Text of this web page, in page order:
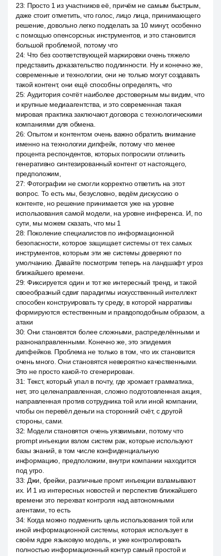
23: Просто 1 из участников её, причём не самым быстрым,
даже стоит отметить, что голос, лицо лица, принимающего
решение, довольно легко подделать за 10 минут, особенно
с помощью опенсорсных инструментов, и это становится
большой проблемой, потому что
24: Что без соответствующей маркировки очень тяжело
представить доказательство подлинности. Ну и конечно же,
современные и технологии, они не только могут создавать
такой контент, они ещё способны определять, что
25: Аудитория сочтёт наиболее достоверным мы видим, что
и крупные медиаагентства, и это современная такая
мировая практика заключают договора с технологическими
компаниями для обмена.
26: Опытом и контентом очень важно обратить внимание
именно на технологии дипфейк, потому что менее
процента респондентов, которых попросили отличить
генеративно синтезированный контент от настоящего,
предположим,
27: Фотографии не смогли корректно ответить на этот
вопрос. То есть мы, безусловно, ведём дискуссию о
контенте, но решение принимается уже на уровне
использования самой модели, на уровне инференса. И, по
сути, мы можем сказать, что мы 1
28: Поколение специалистов по информационной
безопасности, которое защищает системы от тех самых
инструментов, которым эти же системы доверяют по
умолчанию. Давайте посмотрим теперь на ландшафт угроз
ближайшего времени.
29: Фиксируется один и тот же интересный тренд, и такой
своеобразный сдвиг парадигмы искусственный интеллект
способен конструировать ту среду, в которой нарративы
формируются естественным и правдоподобным образом, а
атаки
30: Они становятся более сложными, распределёнными и
разнонаправленными. Конечно же, это эпидемия
дипфейков. Проблема не только в том, что их становится
очень много. Они становятся невероятно качественными.
Это не просто какой-то сгенерирован.
31: Текст, который упал в почту, где хромает грамматика,
нет, это целенаправленная, сложно подготовленная акция,
направленная против сотрудника той или иной компании,
чтобы он перевёл деньги на сторонний счёт, с другой
стороны, сами.
32: Модели становятся очень уязвимыми, потому что
prompt инъекции взлом систем рак, которые используют
базы знаний, в том числе конфиденциальную
информацию, предположим, внутри компании находится
под угро.
33: Джи, брейки, различные промт инъекции взламывают
их. И 1 из интересных новостей и перспектив ближайшего
времени это перехват контроля над автономными
агентами, то есть
34: Когда можно подменить цель использования той или
иной информационной системы, которая использует в
своём ядре языковую модель, и уже контролировать
полностью информационный контур самый простой и